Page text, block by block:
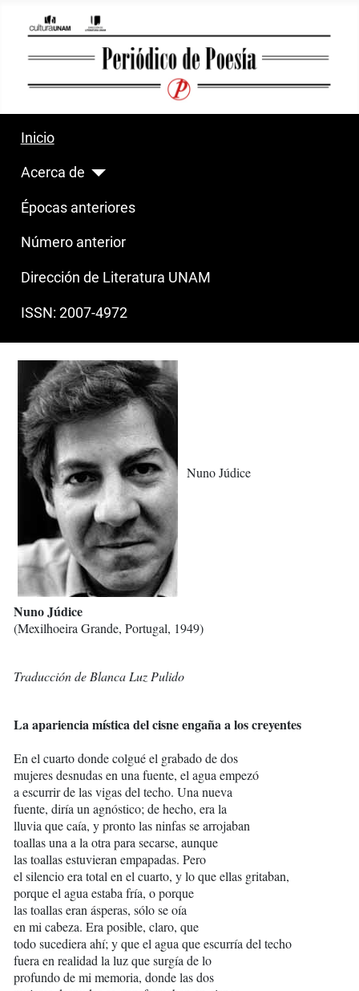
Inicio
Acerca de
Épocas anteriores
Número anterior
Dirección de Literatura UNAM
ISSN: 2007-4972
Nuno Júdice
Nuno Júdice
(Mexilhoeira Grande, Portugal, 1949)
Traducción de Blanca Luz Pulido
La apariencia mística del cisne engaña a los creyentes
En el cuarto donde colgué el grabado de dos
mujeres desnudas en una fuente, el agua empezó
a escurrir de las vigas del techo. Una nueva
fuente, diría un agnóstico; de hecho, era la
lluvia que caía, y pronto las ninfas se arrojaban
toallas una a la otra para secarse, aunque
las toallas estuvieran empapadas. Pero
el silencio era total en el cuarto, y lo que ellas gritaban,
porque el agua estaba fría, o porque
las toallas eran ásperas, sólo se oía
en mi cabeza. Era posible, claro, que
todo sucediera ahí; y que el agua que escurría del techo
fuera en realidad la luz que surgía de lo
profundo de mi memoria, donde las dos